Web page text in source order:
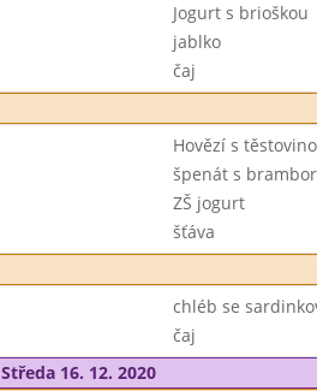
Jogurt s brioškou
jablko
čaj
Hovězí s
špenát s
ZŠ jogurt
šťáva
chléb se
čaj
Středa 16. 12. 2020